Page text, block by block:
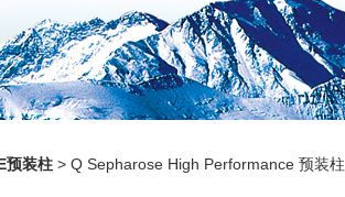
预装柱 > Q Sepharose High Performance 预装柱